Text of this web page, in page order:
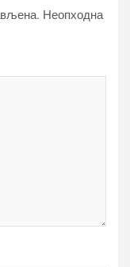
Неопходна